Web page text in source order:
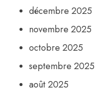
décembre 2025
novembre 2025
octobre 2025
septembre 2025
août 2025